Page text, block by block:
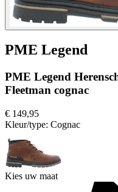
PME Legend
PME Legend
Fleetman cognac
€ 149,95
Kleur/type: Cognac
Kies uw maat